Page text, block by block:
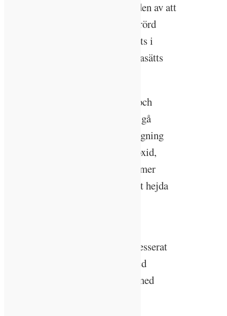
hetluften de senaste åren och bilden av att
Sverige är ett land med mycket orörd
gammal skog har milt sagt naggats i
kanten och kalhyggesbruket ifrågasätts
En växande grupp skogsbrukare och
forskare propagerar för att vi bör gå
över till ett skogsbruk där kalhuggning
undviks. Kalhyggen läcker koldioxid,
medan träd som står kvar binder mer
koldioxid – och även bidrar till att hejda
Ida-Sara Andréen som länge intresserat
sig för hållbarhetsarbete läste med
stigande intresse om fördelarna med